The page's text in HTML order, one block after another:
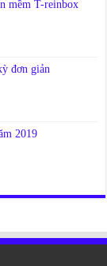
mềm T-reinbox
đơn giản
2019